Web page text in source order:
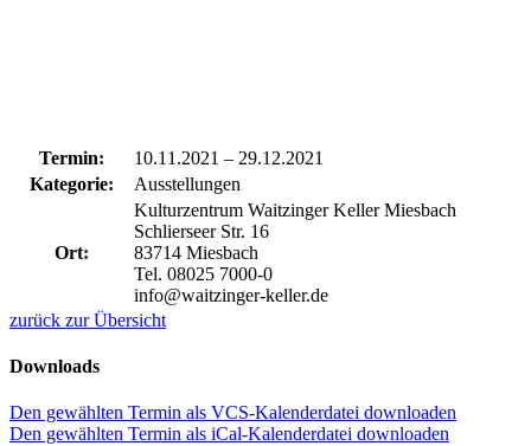
Termin: 10.11.2021 – 29.12.2021
Kategorie:
Ausstellungen
Ort:
Kulturzentrum Waitzinger Keller Miesbach
Schlierseer Str. 16
83714 Miesbach
Tel. 08025 7000-0
info@waitzinger-keller.de
zurück zur Übersicht
Downloads
Den gewählten Termin als VCS-Kalenderdatei downloaden
Den gewählten Termin als iCal-Kalenderdatei downloaden